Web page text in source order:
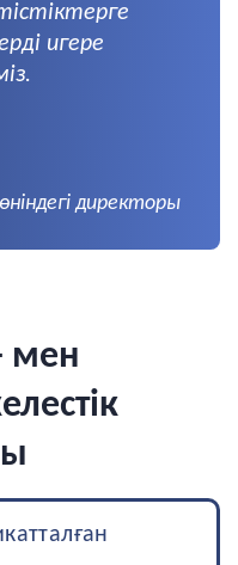
игере
директоры
мен
икемділік